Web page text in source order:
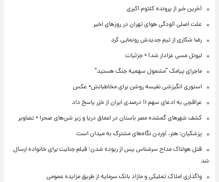
آخرین خبر از پرونده کلثوم اکبری
علت اصلی آلودگی هوای تهران در روزهای اخیر
رضا شکاری از تیم جدیدش رونمایی کرد
لیونل مسی عزادار شد! + جزئیات
ماجرای پیامک "مشمول سهمیه جنگ هستید"
استوری انگیزشی نفیسه روشن برای مخاطبانش+ عکس
عراقچی به ادعای سهم ۱۱ درصدی ایران از خزر پاسخ داد
کشف شهرهای گمشده مصر باستان در اعماق دریا و زیر شن‌های صحرا + تصاویر
پزشکیان: هنر، آوردن نگاه‌های مشترک به میدان است
قتل هولناک مداح سرشناس پس از ربوده شدن؛ فیلم جنایت برای خانواده ارسال
شد
واگذاری املاک تملیکی و مازاد بانک سرمایه از طریق مزایده عمومی